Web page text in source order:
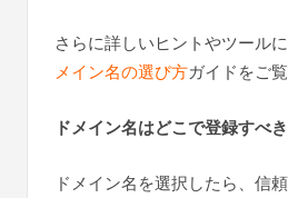
さらに詳しいヒントやツールに
メイン名の選び方ガイドをご
ドメイン名はどこで登録すべ
ドメイン名を選択したら、信